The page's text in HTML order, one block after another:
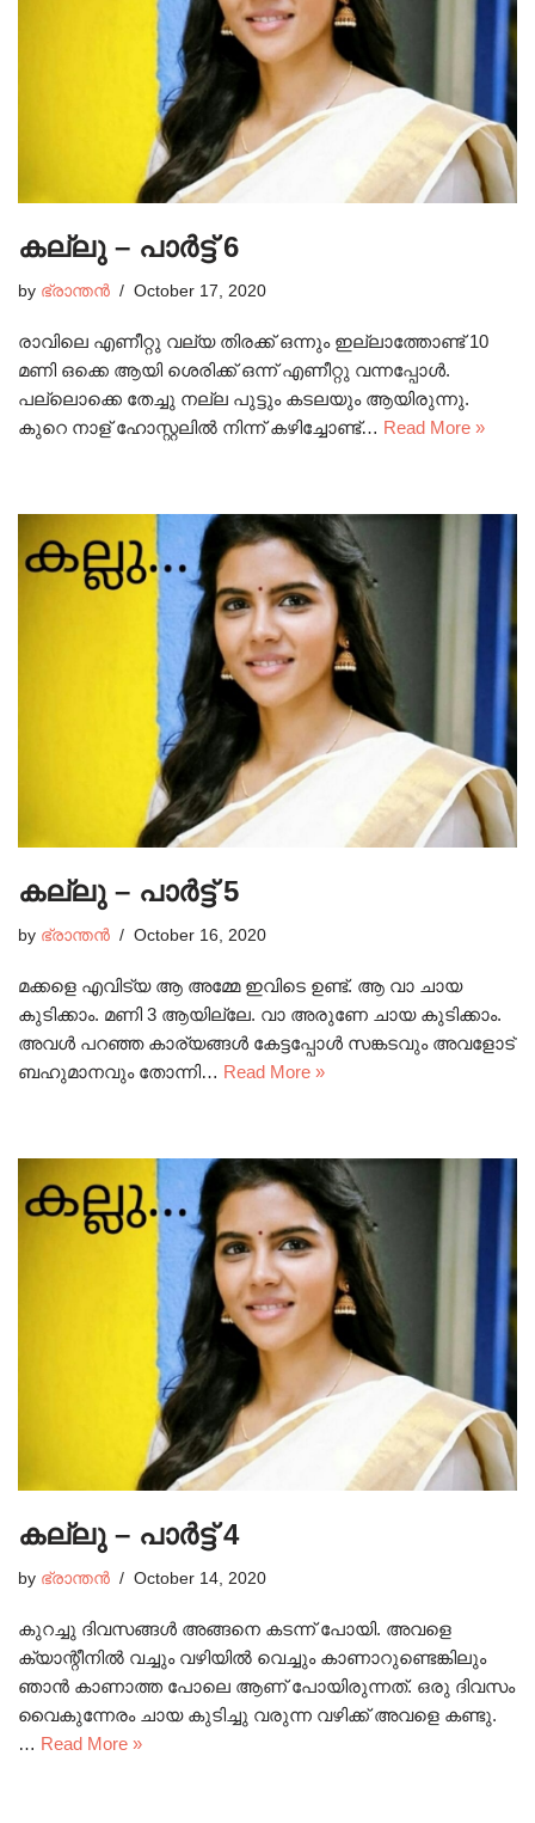
കല്ലു – പാർട്ട്‌ 6
by ഭ്രാന്തൻ October 17, 2020
രാവിലെ എണീറ്റു വല്യ തിരക്ക് ഒന്നും ഇല്ലാത്തോണ്ട് 10
മണി ഒക്കെ ആയി ശെരിക്ക് ഒന്ന് എണീറ്റു വന്നപ്പോൾ.
പല്ലൊക്കെ തേച്ചു നല്ല പുട്ടും കടലയും ആയിരുന്നു.
കുറെ നാള് ഹോസ്റ്റലിൽ നിന്ന് കഴിച്ചോണ്ട്… Read More »
കല്ലു – പാർട്ട് 5
by ഭ്രാന്തൻ October 16, 2020
മക്കളെ എവിട്യ ആ അമ്മേ ഇവിടെ ഉണ്ട്. ആ വാ ചായ
കുടിക്കാം. മണി 3 ആയില്ലേ. വാ അരുണേ ചായ കുടിക്കാം.
അവൾ പറഞ്ഞ കാര്യങ്ങൾ കേട്ടപ്പോൾ സങ്കടവും അവളോട്‌
ബഹുമാനവും തോന്നി… Read More »
കല്ലു – പാർട്ട് 4
by ഭ്രാന്തൻ October 14, 2020
കുറച്ചു ദിവസങ്ങൾ അങ്ങനെ കടന്ന് പോയി. അവളെ
ക്യാന്റീനിൽ വച്ചും വഴിയിൽ വെച്ചും കാണാറുണ്ടെങ്കിലും
ഞാൻ കാണാത്ത പോലെ ആണ് പോയിരുന്നത്. ഒരു ദിവസം
വൈകുന്നേരം ചായ കുടിച്ചു വരുന്ന വഴിക്ക് അവളെ കണ്ടു.
… Read More »